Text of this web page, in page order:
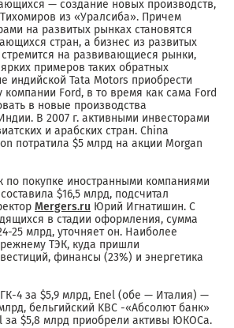
— создание новых производств,
из «Уралсиба». Причем
на развитых рынках становятся
стран, а бизнес из развитых
стремится на развивающиеся рынки,
примеров таких обратных
индийской Tata Motors приобрести
компании Ford, в то время как сама Ford
в новые производства
В 2007 г. активными инвесторами
и арабских стран. China
потратила $5 млрд на акции Morgan
покупке иностранными компаниями
$16,5 млрд, подсчитал
Mergers.ru Юрий Игнатишин. С
в стадии оформления, сумма
25 млрд, уточняет он. Наиболее
ТЭК, куда пришли
финансы (23%) и энергетика
4 за $5,9 млрд, Enel (обе — Италия) —
бельгийский KBC -«Абсолют банк»
за $5,8 млрд приобрели активы ЮКОСа.